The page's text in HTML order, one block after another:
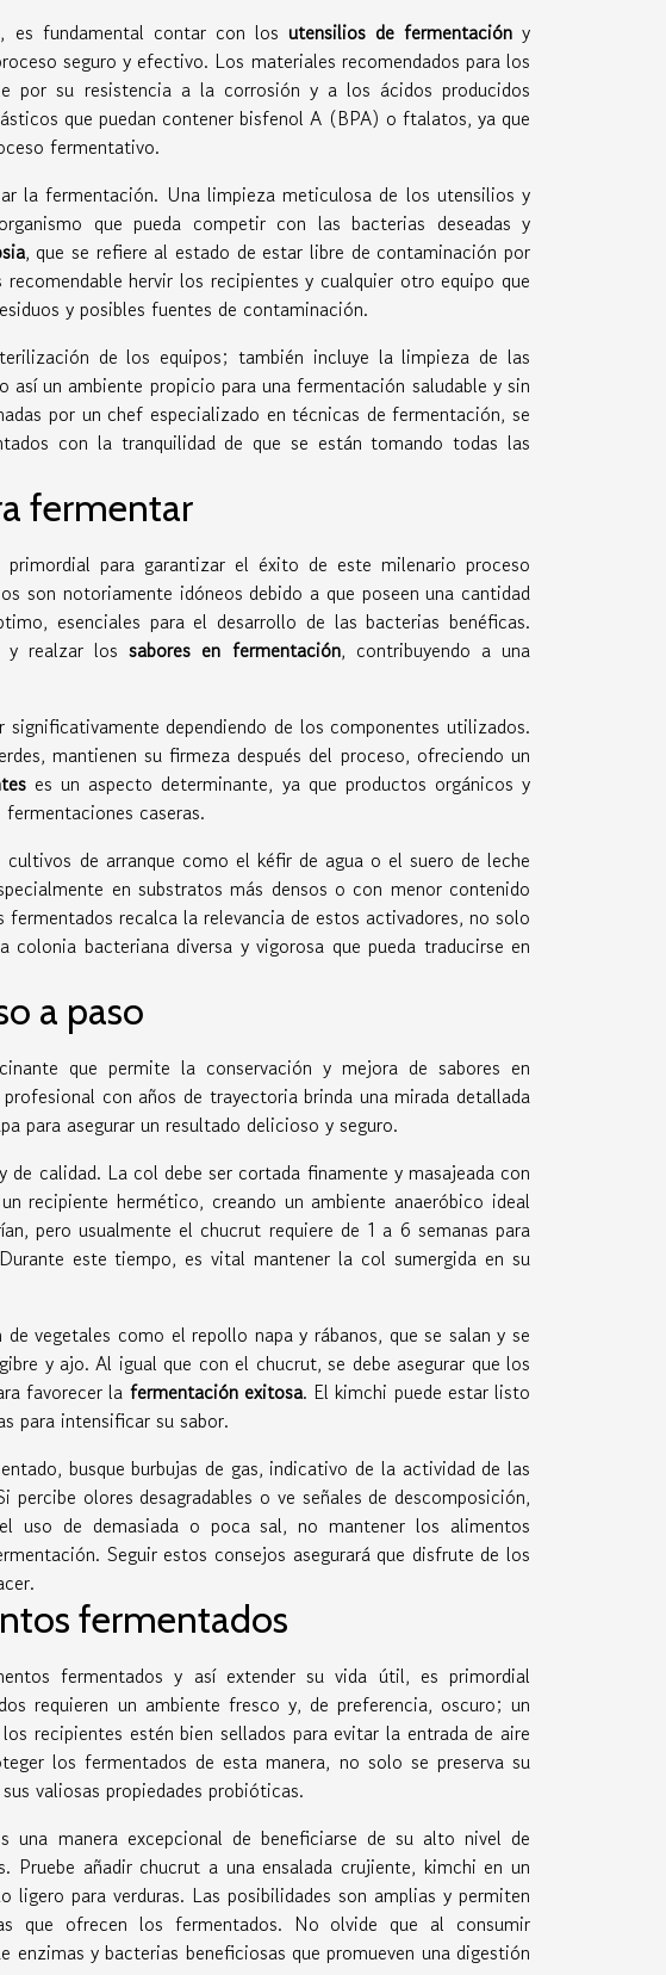
es fundamental contar con los utensilios de fermentacióny
seguro y efectivo. Los materiales recomendados para los
por su resistencia a la corrosión y a los ácidos producidos
que puedan contener bisfenol A (BPA) o ftalatos, ya que
fermentativo.
la fermentación. Una limpieza meticulosa de los utensilios y
que pueda competir con las bacterias deseadas y
, que se refiere al estado de estar libre de contaminación por
hervir los recipientes y cualquier otro equipo que
y posibles fuentes de contaminación.
de los equipos; también incluye la limpieza de las
un ambiente propicio para una fermentación saludable y sin
por un chef especializado en técnicas de fermentación, se
con la tranquilidad de que se están tomando todas las
fermentar
para garantizar el éxito de este milenario proceso
son notoriamente idóneos debido a que poseen una cantidad
esenciales para el desarrollo de las bacterias benéficas.
y realzar lossabores en fermentación, contribuyendo a una
significativamente dependiendo de los componentes utilizados.
mantienen su firmeza después del proceso, ofreciendo un
es un aspecto determinante, ya que productos orgánicos y
caseras.
cultivos de arranque como el kéfir de agua o el suero de leche
en substratos más densos o con menor contenido
recalca la relevancia de estos activadores, no solo
bacteriana diversa y vigorosa que pueda traducirse en
a paso
que permite la conservación y mejora de sabores en
con años de trayectoria brinda una mirada detallada
para asegurar un resultado delicioso y seguro.
calidad. La col debe ser cortada finamente y masajeada con
recipiente hermético, creando un ambiente anaeróbico ideal
pero usualmente el chucrut requiere de 1 a 6 semanas para
este tiempo, es vital mantener la col sumergida en su
vegetales como el repollo napa y rábanos, que se salan y se
y ajo. Al igual que con el chucrut, se debe asegurar que los
favorecer la fermentación exitosa. El kimchi puede estar listo
para intensificar su sabor.
busque burbujas de gas, indicativo de la actividad de las
olores desagradables o ve señales de descomposición,
uso de demasiada o poca sal, no mantener los alimentos
Seguir estos consejos asegurará que disfrute de los
fermentados
fermentados y así extender su vida útil, es primordial
requieren un ambiente fresco y, de preferencia, oscuro; un
recipientes estén bien sellados para evitar la entrada de aire
los fermentados de esta manera, no solo se preserva su
valiosas propiedades probióticas.
manera excepcional de beneficiarse de su alto nivel de
añadir chucrut a una ensalada crujiente, kimchi en un
para verduras. Las posibilidades son amplias y permiten
que ofrecen los fermentados. No olvide que al consumir
y bacterias beneficiosas que promueven una digestión